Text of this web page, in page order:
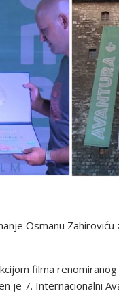
Osmanu Zahiroviću
filma
je 7. Internacionalni